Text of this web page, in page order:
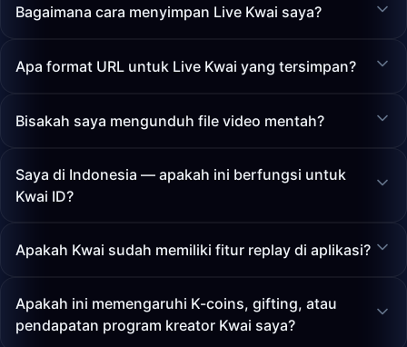
Bagaimana cara menyimpan Live Kwai saya?
Apa format URL untuk Live Kwai yang tersimpan?
Bisakah saya mengunduh file video mentah?
Saya di Indonesia — apakah ini berfungsi untuk
Kwai ID?
Apakah Kwai sudah memiliki fitur replay di aplikasi?
Apakah ini memengaruhi K-coins, gifting, atau
pendapatan program kreator Kwai saya?